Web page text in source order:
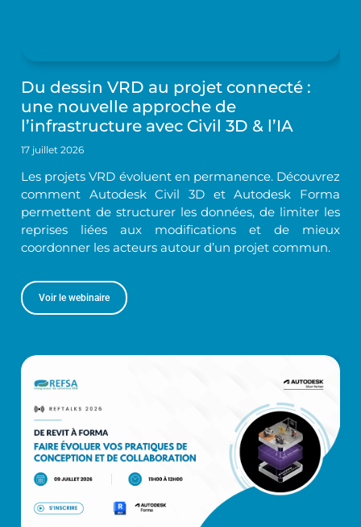
Du dessin VRD au projet connecté :
une nouvelle approche de
l’infrastructure avec Civil 3D & l’IA
17 juillet 2026
Les projets VRD évoluent en permanence. Découvrez
comment Autodesk Civil 3D et Autodesk Forma
permettent de structurer les données, de limiter les
reprises liées aux modifications et de mieux
coordonner les acteurs autour d’un projet commun.
Voir le webinaire